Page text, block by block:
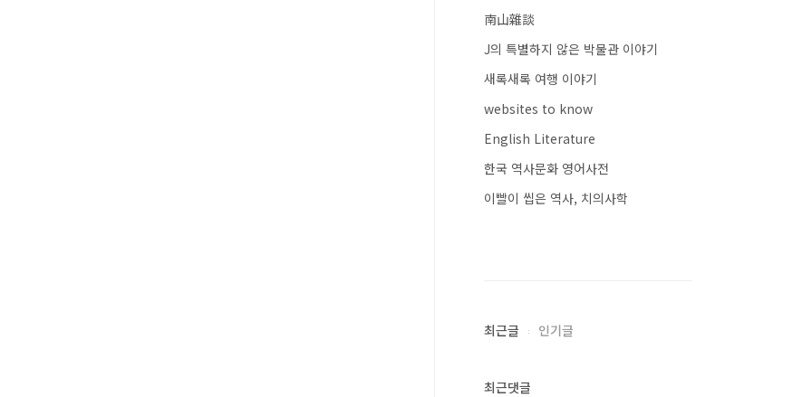
南山雜談
J의 특별하지 않은 박물관 이야기
새록새록 여행 이야기
websites to know
English Literature
한국 역사문화 영어사전
이빨이 씹은 역사, 치의사학
최근글 인기글
최근댓글